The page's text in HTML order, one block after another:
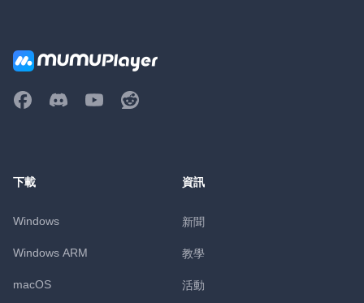
下載
Windows
Windows ARM
macOS
資訊
新聞
教學
活動